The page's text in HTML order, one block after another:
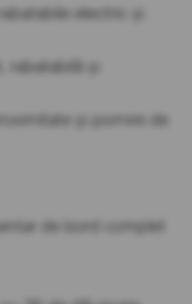
electric și
rabatabilă și
și pornire de
de bord complet